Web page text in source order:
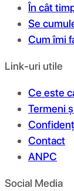
În cât
Se
Cum îmi
Link-uri utile
Ce este
Termeni
Contact
ANPC
Social Media